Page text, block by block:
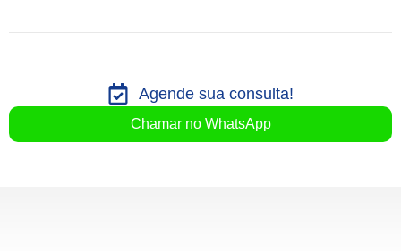
Agende sua consulta!
Chamar no WhatsApp